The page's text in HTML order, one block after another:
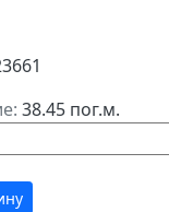
38.45 пог.м.